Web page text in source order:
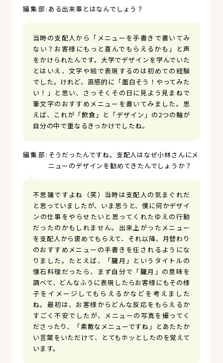
ある出来事とはなんでしょう？
当時の支配人から「メニューを手書きで書いてみ
ない？お客様にもっと喜んでもらえるかも」と声
をかけられたんです。大学でデザインを学んでいた
とはいえ、文字や絵で表現するのは初めての経験
でした。けれど、直感的に「面白そう！やってみた
い！」と思い、さっそくその日に見よう見まねで
筆文字のおすすめメニューを書いてみました。思
えば、これが「飲食」と「デザイン」の2つの軸が
自分の中で重なるきっかけでしたね。
そうだったんですね。支配人はなぜ小林さんにメ
ニューのデザインを勧めてきたんでしょうか？
不思議ですよね（笑）当時は支配人の気まぐれだ
と思っていましたが、いま思うと、僕に何かデザイ
ンの仕事をやらせたいと思ってくれたゆえの行動
だったのかもしれません。出来上がったメニュー
を支配人から褒めてもらえて、それ以降、月替わり
のおすすめメニューの手書きを任されるようにな
りました。たとえば、「朧月」というタイトルの
懐石料理だったら、まず自分で「朧月」の意味を
調べて、どんなふうに表現したらお客様にもその様
子をイメージしてもらえるかなどを考えました
ね。最初は、お客様からどんな反応をもらえるか
すごく不安でしたが、メニューの写真を撮ってく
ださったり、「素敵なメニューですね」とあたたか
い言葉をいただけて、とてもホッとしたのを覚えて
います。